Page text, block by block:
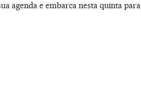
agenda e embarca nesta quinta para